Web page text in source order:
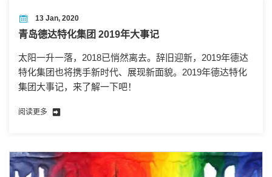
13 Jan, 2020
青岛德达特化集团 2019年大事记
太阳一升一落，2018已悄然离去。辞旧迎新，2019年德达
特化集团也将携手新时代、展现新面貌。2019年德达特化
集团大事记，来了解一下吧！
阅读更多